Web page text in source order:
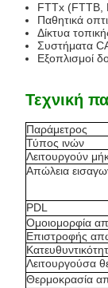
FTTx (FTTB,
Παθητικά
Δίκτυα
Συστήματα
Εξοπλισμοί
Τεχνική
Παράμετρος
Τύπος ινών
Λειτουργούν
Απώλεια
PDL
Ομοιομορφία
Επιστροφής
Λειτουργούσα
Θερμοκρασία